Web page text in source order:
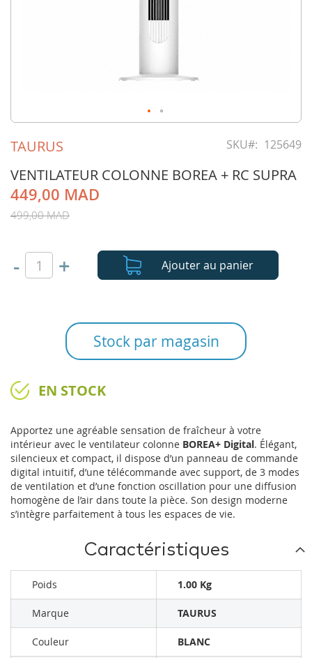
TAURUS SKU 125649
VENTILATEUR COLONNE BOREA + RC SUPRA
449,00 MAD
499,00 MAD
- + Ajouter au panier
Stock par magasin
EN STOCK
Apportez une agréable sensation de fraîcheur à votre
intérieur avec le ventilateur colonne BOREA+ Digital. Élégant,
silencieux et compact, il dispose d’un panneau de commande
digital intuitif, d’une télécommande avec support, de 3 modes
de ventilation et d’une fonction oscillation pour une diffusion
homogène de l’air dans toute la pièce. Son design moderne
s’intègre parfaitement à tous les espaces de vie.
to
beginning
of
the
images
Caractéristiques
Poids 1.00 Kg
Marque TAURUS
Couleur BLANC